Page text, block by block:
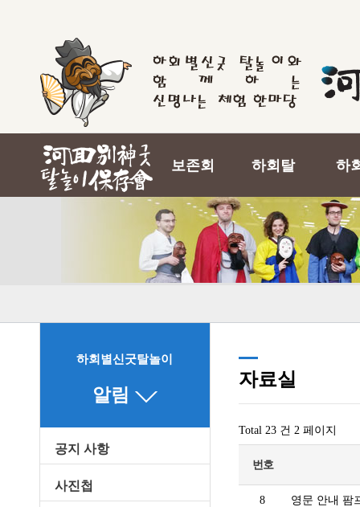
보존회 하회탈 하
하회별신굿탈놀이
알림
공지 사항
사진첩
자료실
Total 23 건 2 페이지
번호
8 영문 안내 팜